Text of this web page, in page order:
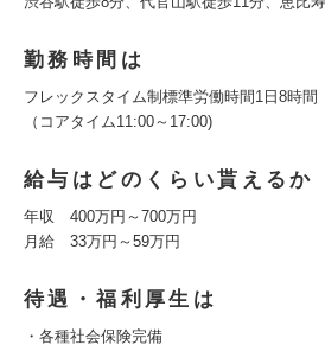
勤務時間は
フレックスタイム制標準労働時間1日8時間
（コアタイム11:00～17:00)
給与はどのくらい貰えるか
年収 400万円～700万円
月給 33万円～59万円
待遇・福利厚生は
・各種社会保険完備